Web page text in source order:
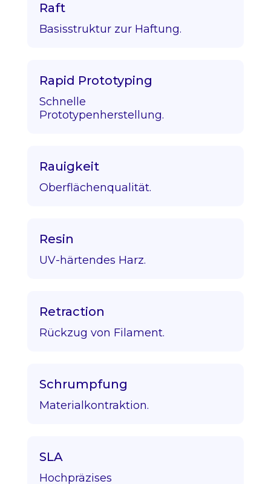
Raft
Basisstruktur zur Haftung.
Rapid Prototyping
Schnelle
Prototypenherstellung.
Rauigkeit
Oberflächenqualität.
Resin
UV-härtendes Harz.
Retraction
Rückzug von Filament.
Schrumpfung
Materialkontraktion.
SLA
Hochpräzises